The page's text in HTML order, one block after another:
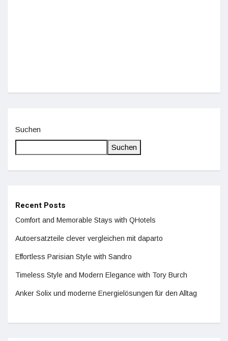
Suchen
Suchen
Recent Posts
Comfort and Memorable Stays with QHotels
Autoersatzteile clever vergleichen mit daparto
Effortless Parisian Style with Sandro
Timeless Style and Modern Elegance with Tory Burch
Anker Solix und moderne Energielösungen für den Alltag